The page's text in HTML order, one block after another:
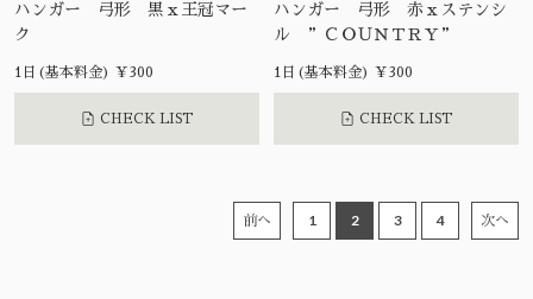
ハンガー 弓形 黒ｘ王冠マー
ク
1日(基本料金) ¥300
CHECK LIST
ハンガー 弓形 赤ｘステンシ
ル ”ＣＯＵＮＴＲＹ”
1日(基本料金) ¥300
CHECK LIST
前へ 1 2 3 4 次へ